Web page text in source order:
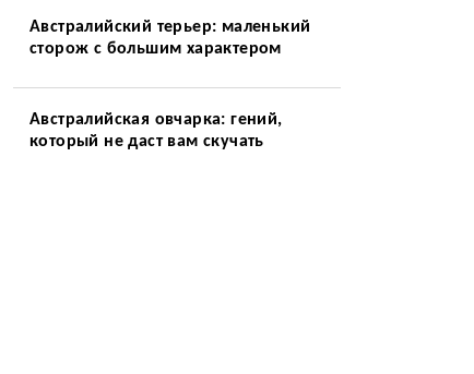
Австралийский терьер: маленький
сторож с большим характером
Австралийская овчарка: гений,
который не даст вам скучать